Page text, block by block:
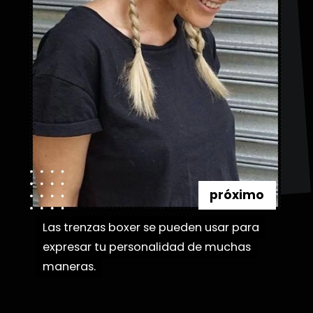
Las trenzas boxer se pueden usar para
expresar tu personalidad de muchas
maneras.
Las trenzas boxer se pueden usar para
expresar tu personalidad de muchas
maneras.
próximo